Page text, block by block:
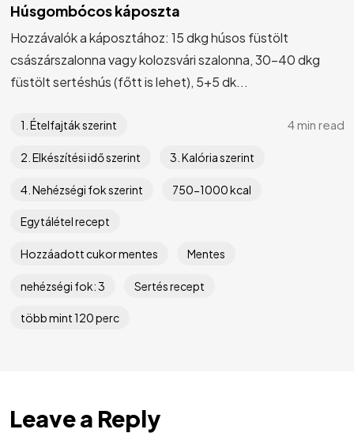
Húsgombócos káposzta
Hozzávalók a káposztához: 15 dkg húsos füstölt
császárszalonna vagy kolozsvári szalonna, 30-40 dkg
füstölt sertéshús (főtt is lehet), 5+5 dk...
1. Ételfajták szerint
2. Elkészítési idő szerint 3. Kalória szerint
4. Nehézségi fok szerint 750-1000 kcal
Egytálétel recept
Hozzáadott cukor mentes Mentes
nehézségi fok: 3 Sertés recept
több mint 120 perc
4 min read
Leave a Reply